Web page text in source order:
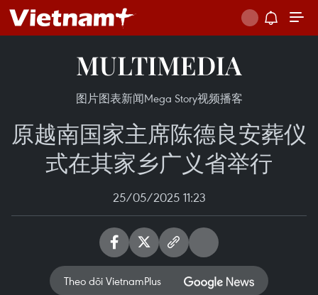
MULTIMEDIA
图片图表新闻Mega Story视频播客
原越南国家主席陈德良安葬仪
式在其家乡广义省举行
25/05/2025 11:23
Theo dõi VietnamPlus